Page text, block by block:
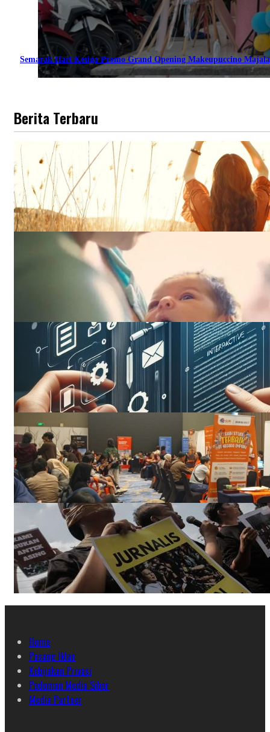
Semarak Hari Ketiga Promo Grand Opening Makeupuccino
Berita Terbaru
Home
Pasang Iklan
Kebijakan Privasi
Pedoman Media Siber
Media Partner